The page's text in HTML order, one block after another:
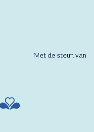
Met de steun van